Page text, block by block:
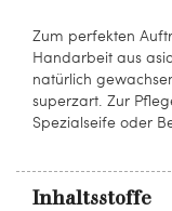
Zum perfekten
Handarbeit aus
natürlich
superzart. Zur
Spezialseife oder
Inhaltsstoffe